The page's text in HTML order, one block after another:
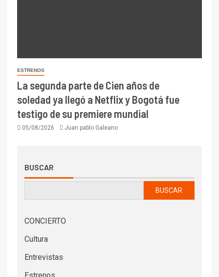
ESTRENOS
La segunda parte de Cien años de
soledad ya llegó a Netflix y Bogotá fue
testigo de su premiere mundial
05/08/2026 Juan pablo Galeano
BUSCAR
BUSCAR
CONCIERTO
Cultura
Entrevistas